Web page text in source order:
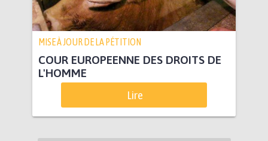
MISE À JOUR DE LA PÉTITION
COUR EUROPEENNE DES DROITS DE
L'HOMME
Lire